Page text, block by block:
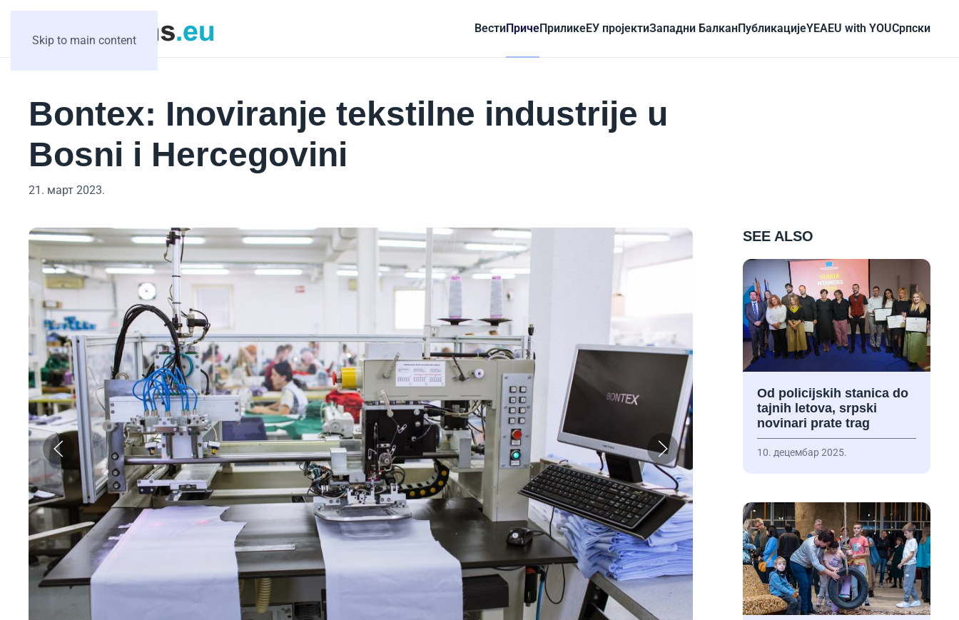
Skip to main content
ВестиПричеПриликеЕУ пројектиЗападни БалканПубликацијеYEAEU with YOUCрпски
Bontex: Inoviranje tekstilne industrije u
Bosni i Hercegovini
21. март 2023.
SEE ALSO
Od policijskih stanica do
tajnih letova, srpski
novinari prate trag
10. децембар 2025.